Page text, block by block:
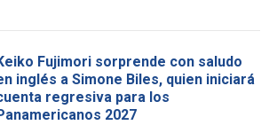
Fujimori sorprende con saludo
inglés a Simone Biles, quien iniciará
regresiva para los
2027